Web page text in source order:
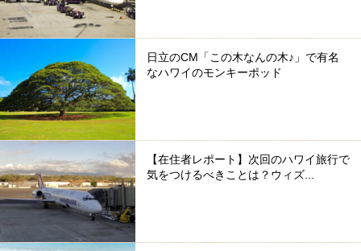
日立のCM「この木なんの木♪」で有名
なハワイのモンキーポッド
【在住者レポート】次回のハワイ旅行で
気をつけるべきことは？ウィズ...